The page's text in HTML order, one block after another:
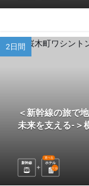
2日間
＜新幹線の旅で
未来を支える-
新幹線 ホテル
選べる
1 泊